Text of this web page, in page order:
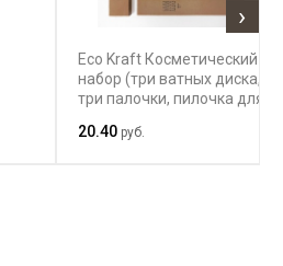
Eco Kraft Косметический
набор (три ватных диска,
три палочки, пилочка для
20.40 руб.
›